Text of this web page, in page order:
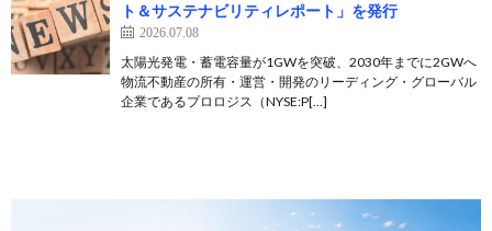
ト＆サステナビリティレポート」を発行
2026.07.08
太陽光発電・蓄電容量が1GWを突破、2030年までに2GWへ
物流不動産の所有・運営・開発のリーディング・グローバル
企業であるプロロジス（NYSE:P[…]